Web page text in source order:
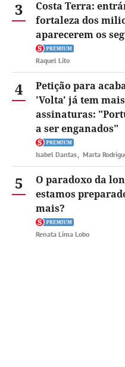
3
Costa Terra:
fortaleza dos
aparecerem os
Raquel Lito
4
Petição para
'Volta' já tem
assinaturas:
a ser enganados"
Isabel Dantas Marta
5
O paradoxo da
estamos
mais?
Renata Lima Lobo